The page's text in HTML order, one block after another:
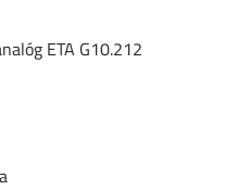
ETA G10.212